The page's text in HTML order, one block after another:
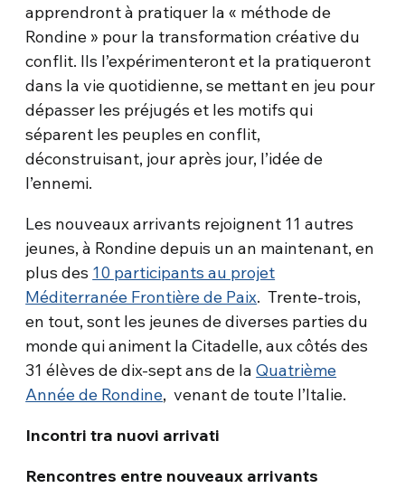
apprendront à pratiquer la « méthode de
Rondine » pour la transformation créative du
conflit. Ils l’expérimenteront et la pratiqueront
dans la vie quotidienne, se mettant en jeu pour
dépasser les préjugés et les motifs qui
séparent les peuples en conflit,
déconstruisant, jour après jour, l’idée de
l’ennemi.
Les nouveaux arrivants rejoignent 11 autres
jeunes, à Rondine depuis un an maintenant, en
plus des 10 participants au projet
Méditerranée Frontière de Paix. Trente-trois,
en tout, sont les jeunes de diverses parties du
monde qui animent la Citadelle, aux côtés des
31 élèves de dix-sept ans de laQuatrième
Année de Rondine, venant de toute l’Italie.
Incontri tra nuovi arrivati
Rencontres entre nouveaux arrivants